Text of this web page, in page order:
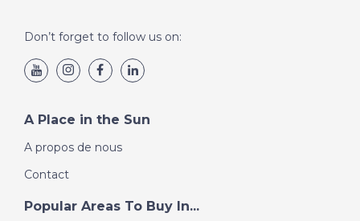
Don’t forget to follow us on:
A Place in the Sun
A propos de nous
Contact
Popular Areas To Buy In...